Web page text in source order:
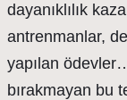
dayanıklılık
antrenmanlar,
yapılan
bırakmayan bu